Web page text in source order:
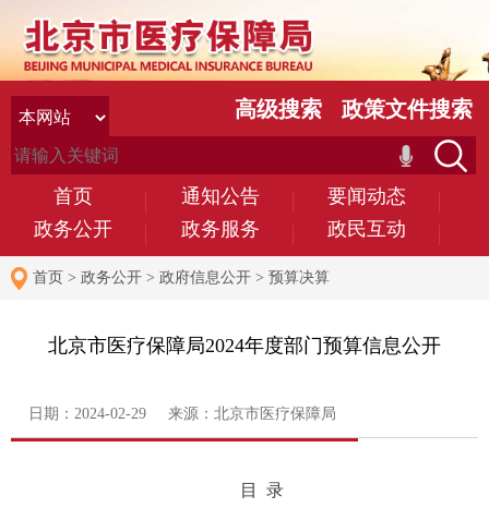
首页 通知公告
要闻动态
政务公开
政务服务 政民互动
高级搜索 政策文件搜索
首页 > 政务公开 > 政府信息公开 > 预算决算
北京市医疗保障局2024年度部门预算信息公开
日期：2024-02-29 来源：北京市医疗保障局
目 录